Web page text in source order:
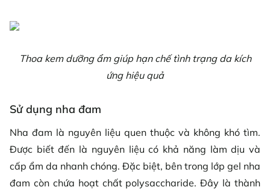
Thoa kem dưỡng ẩm giúp hạn chế tình trạng da kích
ứng hiệu quả
Sử dụng nha đam
Nha đam là nguyên liệu quen thuộc và không khó tìm.
Được biết đến là nguyên liệu có khả năng làm dịu và
cấp ẩm da nhanh chóng. Đặc biệt, bên trong lớp gel nha
đam còn chứa hoạt chất polysaccharide. Đây là thành